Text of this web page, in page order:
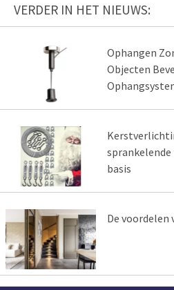
VERDER IN HET NIEUWS:
Ophangen
Objecten
basis
De